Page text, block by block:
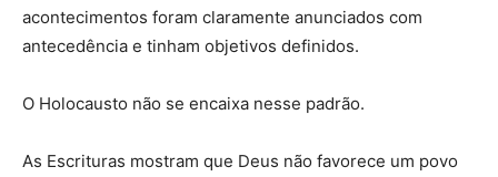
acontecimentos foram claramente anunciados com
antecedência e tinham objetivos definidos.
O Holocausto não se encaixa nesse padrão.
As Escrituras mostram que Deus não favorece um povo